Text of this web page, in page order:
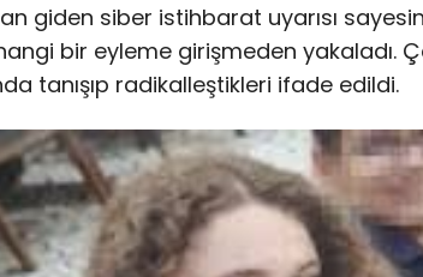
giden siber istihbarat uyarısı
bir eyleme girişmeden yakaladı.
tanışıp radikalleştikleri ifade edildi.